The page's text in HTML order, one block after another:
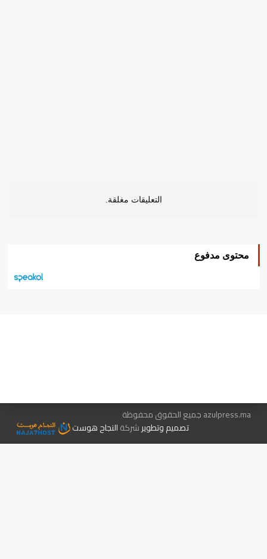
التعليقات مغلقة.
محتوى مدفوع
azulpress.ma جميع الحقوق محفوظة
تصميم وتطويرشركةالنجاح هوست